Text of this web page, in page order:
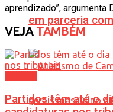
em parceria
aprendizado”, argumenta
VEJATAMBÉM
Partidos têm até o